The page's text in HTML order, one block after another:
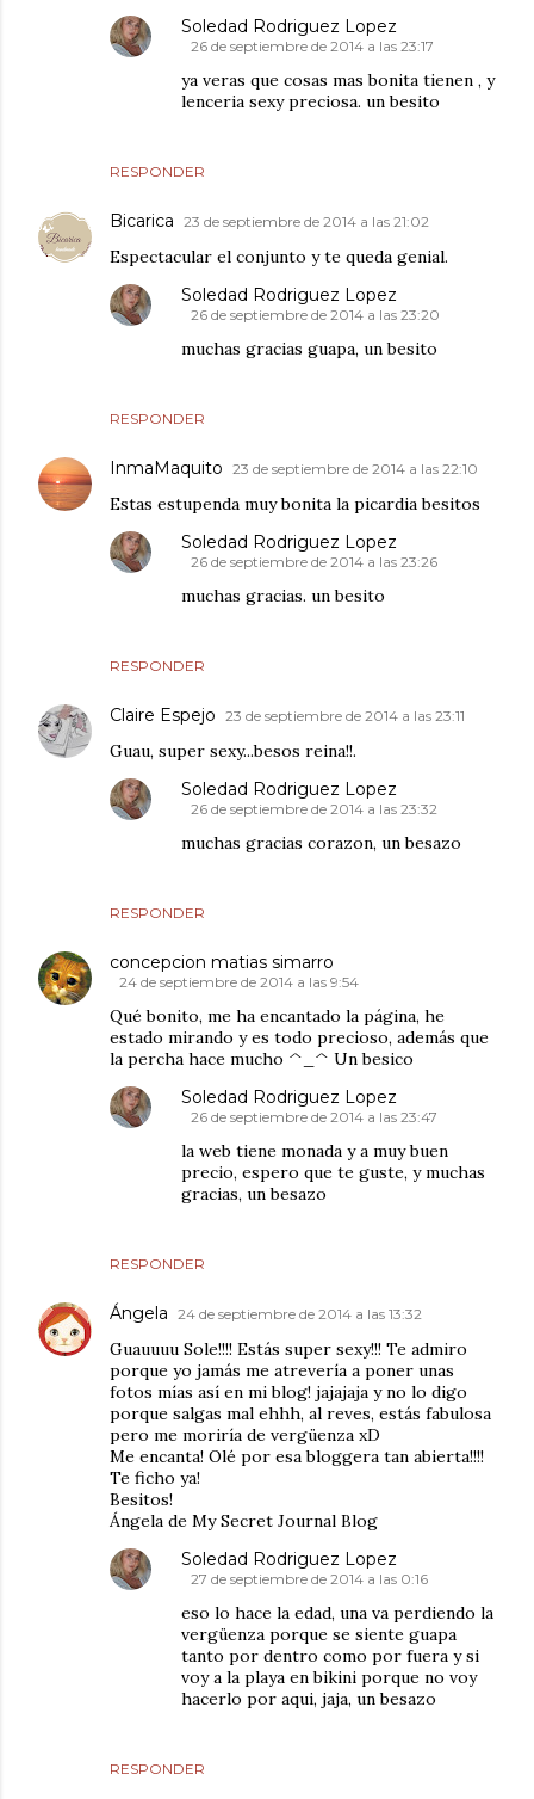
RESPONDER
Soledad Rodriguez Lopez
26 de septiembre de 2014 a las 23:17
ya veras que cosas mas bonita tienen , y
lenceria sexy preciosa. un besito
Bicarica 23 de septiembre de 2014 a las 21:02
Espectacular el conjunto y te queda genial.
RESPONDER
Soledad Rodriguez Lopez
26 de septiembre de 2014 a las 23:20
muchas gracias guapa, un besito
InmaMaquito 23 de septiembre de 2014 a las 22:10
Estas estupenda muy bonita la picardia besitos
RESPONDER
Soledad Rodriguez Lopez
26 de septiembre de 2014 a las 23:26
muchas gracias. un besito
Claire Espejo 23 de septiembre de 2014 a las 23:11
Guau, super sexy...besos reina!!.
RESPONDER
Soledad Rodriguez Lopez
26 de septiembre de 2014 a las 23:32
muchas gracias corazon, un besazo
concepcion matias simarro
24 de septiembre de 2014 a las 9:54
Qué bonito, me ha encantado la página, he
estado mirando y es todo precioso, además que
la percha hace mucho ^_^ Un besico
RESPONDER
Soledad Rodriguez Lopez
26 de septiembre de 2014 a las 23:47
la web tiene monada y a muy buen
precio, espero que te guste, y muchas
gracias, un besazo
Ángela 24 de septiembre de 2014 a las 13:32
Guauuuu Sole!!!! Estás super sexy!!! Te admiro
porque yo jamás me atrevería a poner unas
fotos mías así en mi blog! jajajaja y no lo digo
porque salgas mal ehhh, al reves, estás fabulosa
pero me moriría de vergüenza xD
Me encanta! Olé por esa bloggera tan abierta!!!!
Te ficho ya!
Besitos!
Ángela de My Secret Journal Blog
RESPONDER
Soledad Rodriguez Lopez
27 de septiembre de 2014 a las 0:16
eso lo hace la edad, una va perdiendo la
vergüenza porque se siente guapa
tanto por dentro como por fuera y si
voy a la playa en bikini porque no voy
hacerlo por aqui, jaja, un besazo